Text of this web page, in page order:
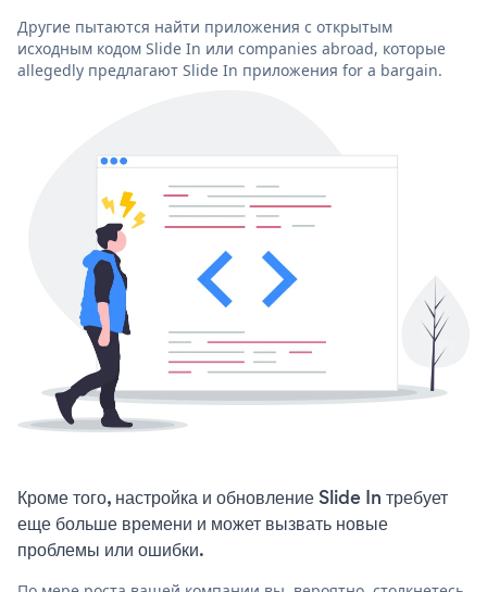
Другие пытаются найти приложения с открытым
исходным кодом Slide In или companies abroad, которые
allegedly предлагают Slide In приложения for a bargain.
Кроме того, настройка и обновление Slide In требует
еще больше времени и может вызвать новые
проблемы или ошибки.